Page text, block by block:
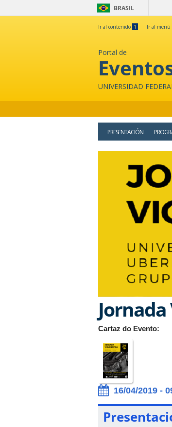
BRASIL
Ir al contenido 1 Ir al menú
Portal de
UNIVERSIDAD
PRESENTACIÓN
Cartaz do Evento:
16/04/2019 -